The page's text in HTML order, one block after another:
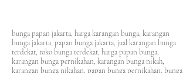
bunga papan jakarta, harga karangan bunga, karangan
bunga jakarta, papan bunga jakarta, jual karangan bunga
terdekat, toko bunga terdekat, harga papan bunga,
karangan bunga pernikahan, karangan bunga nikah,
karangan bunga nikahan, papan bunga pernikahan, bunga